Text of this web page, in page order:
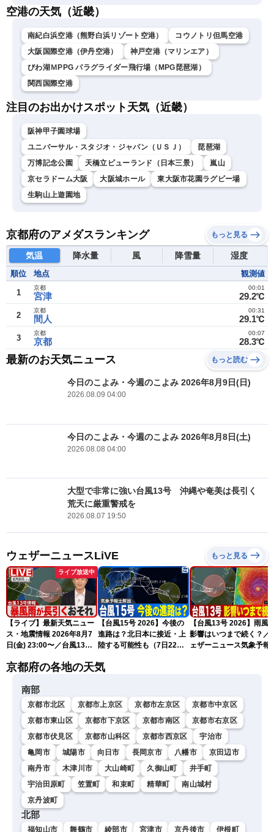
空港の天気（近畿）
南紀白浜空港（熊野白浜リゾート空港）
コウノトリ但馬空港
大阪国際空港（伊丹空港）
神戸空港（マリンエア）
びわ湖ＭPPG パラグライダー飛行場（MPG琵琶湖）
関西国際空港
注目のお出かけスポット天気（近畿）
阪神甲子園球場
ユニバーサル・スタジオ・ジャパン（ＵＳＪ）
琵琶湖
万博記念公園
天橋立ビューランド（日本三景）
嵐山
京セラドーム大阪
大阪城ホール
東大阪市花園ラグビー場
生駒山上遊園地
京都府のアメダスランキング もっと見る
気温 降水量 風 降雪量 湿度
順位 地点 観測値
1 宮津
京都
29.2℃
00:01
2 間人
京都
29.1℃
00:31
3 京都
京都
28.3℃
00:07
最新のお天気ニュース もっと読む
今日のこよみ・今週のこよみ 2026年8月9日(日)
2026.08.09 04:00
今日のこよみ・今週のこよみ 2026年8月8日(土)
2026.08.08 04:00
大型で非常に強い台風13号 沖縄や奄美は長引く
荒天に厳重警戒を
2026.08.07 19:50
ウェザーニュースLiVE もっと見る
ライブ放送中
【ライブ】最新天気ニュー
ス・地震情報 2026年8月7
日(金) 23:00〜／台風13号
ュースLiVE・川畑玲〉
【台風15号 2026】今後の
進路は？北日本に接近・上
陸する可能性も（7日22時
【台風13号 2026】雨風
影響はいつまで続く？／
ェザーニュース気象予報
京都府の各地の天気
南部
京都市北区 京都市上京区 京都市左京区
京都市中京区
京都市東山区
京都市下京区 京都市南区
京都市右京区
京都市伏見区
京都市山科区 京都市西京区
宇治市
亀岡市
城陽市 向日市 長岡京市 八幡市
京田辺市
南丹市
木津川市 大山崎町 久御山町
井手町
宇治田原町
笠置町 和束町 精華町
南山城村
京丹波町
北部
福知山市 舞鶴市 綾部市 宮津市 京丹後市 伊根町